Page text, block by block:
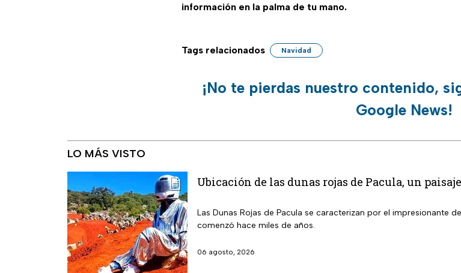
información en la palma de tu mano.
Tags relacionados Navidad
¡No te pierdas nuestro contenido,
Google News!
LO MÁS VISTO
Ubicación de las dunas rojas de Pacula, un
Las Dunas Rojas de Pacula se caracterizan por el
comenzó hace miles de años.
06 agosto, 2026